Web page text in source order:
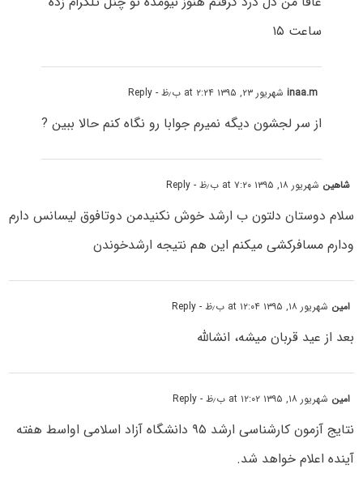
ساعت ۱۵
inaa.mشهریور ۲۳, ۱۳۹۵ at ۲:۲۴ ب٫ظ - Reply
از سر لجشون دیگه نمیرم جوابا رو نگاه کنم حالا ببین ?
شاهین شهریور ۱۸, ۱۳۹۵ at ۷:۲۰ ب٫ظ - Reply
سلام دوستان دلتون ب ارشد خوش نکنیدمن دوتافوق لیسانس دارم
ودارم مسافرکشی میکنم این هم نتیجه ارشدخوندن
امین شهریور ۱۸, ۱۳۹۵ at ۱۲:۰۴ ب٫ظ - Reply
بعد از عید قربان میشه، انشالله
امین شهریور ۱۸, ۱۳۹۵ at ۱۲:۰۲ ب٫ظ - Reply
نتایج آزمون کارشناسی ارشد ۹۵ دانشگاه آزاد اسلامی اواسط هفته
آینده اعلام خواهد شد.